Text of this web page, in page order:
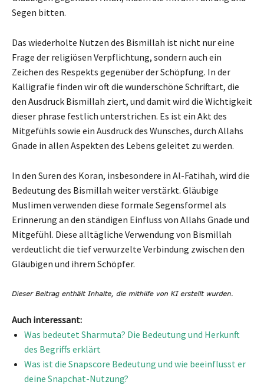
Segen bitten.
Das wiederholte Nutzen des Bismillah ist nicht nur eine
Frage der religiösen Verpflichtung, sondern auch ein
Zeichen des Respekts gegenüber der Schöpfung. In der
Kalligrafie finden wir oft die wunderschöne Schriftart, die
den Ausdruck Bismillah ziert, und damit wird die Wichtigkeit
dieser phrase festlich unterstrichen. Es ist ein Akt des
Mitgefühls sowie ein Ausdruck des Wunsches, durch Allahs
Gnade in allen Aspekten des Lebens geleitet zu werden.
In den Suren des Koran, insbesondere in Al-Fatihah, wird die
Bedeutung des Bismillah weiter verstärkt. Gläubige
Muslimen verwenden diese formale Segensformel als
Erinnerung an den ständigen Einfluss von Allahs Gnade und
Mitgefühl. Diese alltägliche Verwendung von Bismillah
verdeutlicht die tief verwurzelte Verbindung zwischen den
Gläubigen und ihrem Schöpfer.
Auch interessant:
Was bedeutet Sharmuta? Die Bedeutung und Herkunft
des Begriffs erklärt
Was ist die Snapscore Bedeutung und wie beeinflusst er
deine Snapchat-Nutzung?